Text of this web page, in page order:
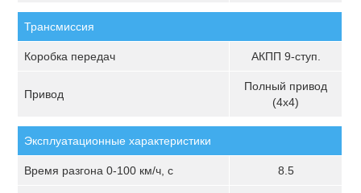
Трансмиссия
Коробка передач AКПП 9-ступ.
Привод
Полный привод
(4х4)
Эксплуатационные характеристики
Время разгона 0-100 км/ч, с 8.5